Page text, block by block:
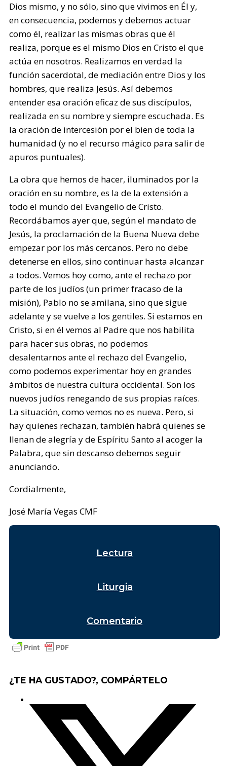
Dios mismo, y no sólo, sino que vivimos en Él y,
en consecuencia, podemos y debemos actuar
como él, realizar las mismas obras que él
realiza, porque es el mismo Dios en Cristo el que
actúa en nosotros. Realizamos en verdad la
función sacerdotal, de mediación entre Dios y los
hombres, que realiza Jesús. Así debemos
entender esa oración eficaz de sus discípulos,
realizada en su nombre y siempre escuchada. Es
la oración de intercesión por el bien de toda la
humanidad (y no el recurso mágico para salir de
apuros puntuales).
La obra que hemos de hacer, iluminados por la
oración en su nombre, es la de la extensión a
todo el mundo del Evangelio de Cristo.
Recordábamos ayer que, según el mandato de
Jesús, la proclamación de la Buena Nueva debe
empezar por los más cercanos. Pero no debe
detenerse en ellos, sino continuar hasta alcanzar
a todos. Vemos hoy como, ante el rechazo por
parte de los judíos (un primer fracaso de la
misión), Pablo no se amilana, sino que sigue
adelante y se vuelve a los gentiles. Si estamos en
Cristo, si en él vemos al Padre que nos habilita
para hacer sus obras, no podemos
desalentarnos ante el rechazo del Evangelio,
como podemos experimentar hoy en grandes
ámbitos de nuestra cultura occidental. Son los
nuevos judíos renegando de sus propias raíces.
La situación, como vemos no es nueva. Pero, si
hay quienes rechazan, también habrá quienes se
llenan de alegría y de Espíritu Santo al acoger la
Palabra, que sin descanso debemos seguir
anunciando.
Cordialmente,
José María Vegas CMF
Lectura
Liturgia
Comentario
¿TE HA GUSTADO?, COMPÁRTELO